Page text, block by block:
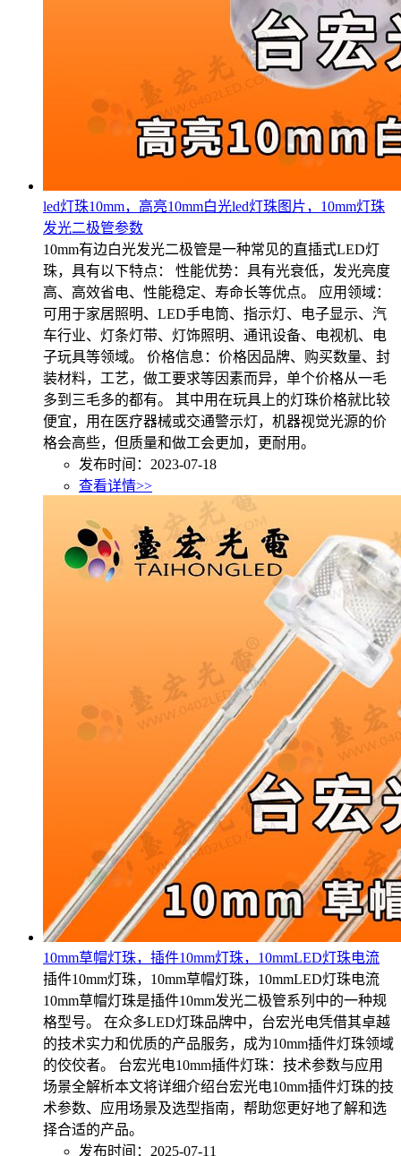
led灯珠10mm，高亮10mm白光led灯珠图片，10mm灯珠
发光二极管参数
10mm有边白光发光二极管是一种常见的直插式LED灯
珠，具有以下特点： 性能优势：具有光衰低，发光亮度
高、高效省电、性能稳定、寿命长等优点。 应用领域：
可用于家居照明、LED手电筒、指示灯、电子显示、汽
车行业、灯条灯带、灯饰照明、通讯设备、电视机、电
子玩具等领域。 价格信息：价格因品牌、购买数量、封
装材料，工艺，做工要求等因素而异，单个价格从一毛
多到三毛多的都有。 其中用在玩具上的灯珠价格就比较
便宜，用在医疗器械或交通警示灯，机器视觉光源的价
格会高些，但质量和做工会更加，更耐用。
发布时间：2023-07-18
查看详情>>
10mm草帽灯珠，插件10mm灯珠，10mmLED灯珠电流
插件10mm灯珠，10mm草帽灯珠，10mmLED灯珠电流
10mm草帽灯珠是插件10mm发光二极管系列中的一种规
格型号。 在众多LED灯珠品牌中，台宏光电凭借其卓越
的技术实力和优质的产品服务，成为10mm插件灯珠领域
的佼佼者。 台宏光电10mm插件灯珠：技术参数与应用
场景全解析本文将详细介绍台宏光电10mm插件灯珠的技
术参数、应用场景及选型指南，帮助您更好地了解和选
择合适的产品。
发布时间：2025-07-11